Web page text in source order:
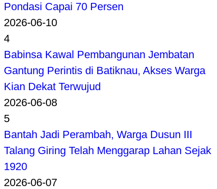
Pondasi Capai 70 Persen
2026-06-10
4
Babinsa Kawal Pembangunan Jembatan
Gantung Perintis di Batiknau, Akses Warga
Kian Dekat Terwujud
2026-06-08
5
Bantah Jadi Perambah, Warga Dusun III
Talang Giring Telah Menggarap Lahan Sejak
1920
2026-06-07